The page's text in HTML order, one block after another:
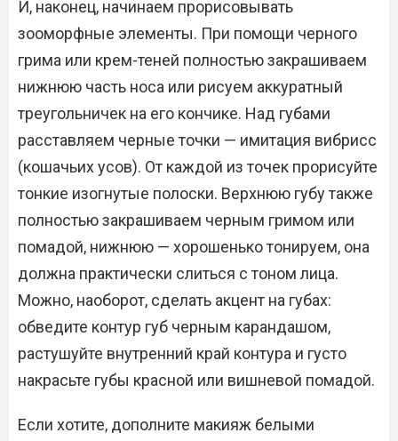
И, наконец, начинаем прорисовывать
зооморфные элементы. При помощи черного
грима или крем-теней полностью закрашиваем
нижнюю часть носа или рисуем аккуратный
треугольничек на его кончике. Над губами
расставляем черные точки — имитация вибрисс
(кошачьих усов). От каждой из точек прорисуйте
тонкие изогнутые полоски. Верхнюю губу также
полностью закрашиваем черным гримом или
помадой, нижнюю — хорошенько тонируем, она
должна практически слиться с тоном лица.
Можно, наоборот, сделать акцент на губах:
обведите контур губ черным карандашом,
растушуйте внутренний край контура и густо
накрасьте губы красной или вишневой помадой.
Если хотите, дополните макияж белыми